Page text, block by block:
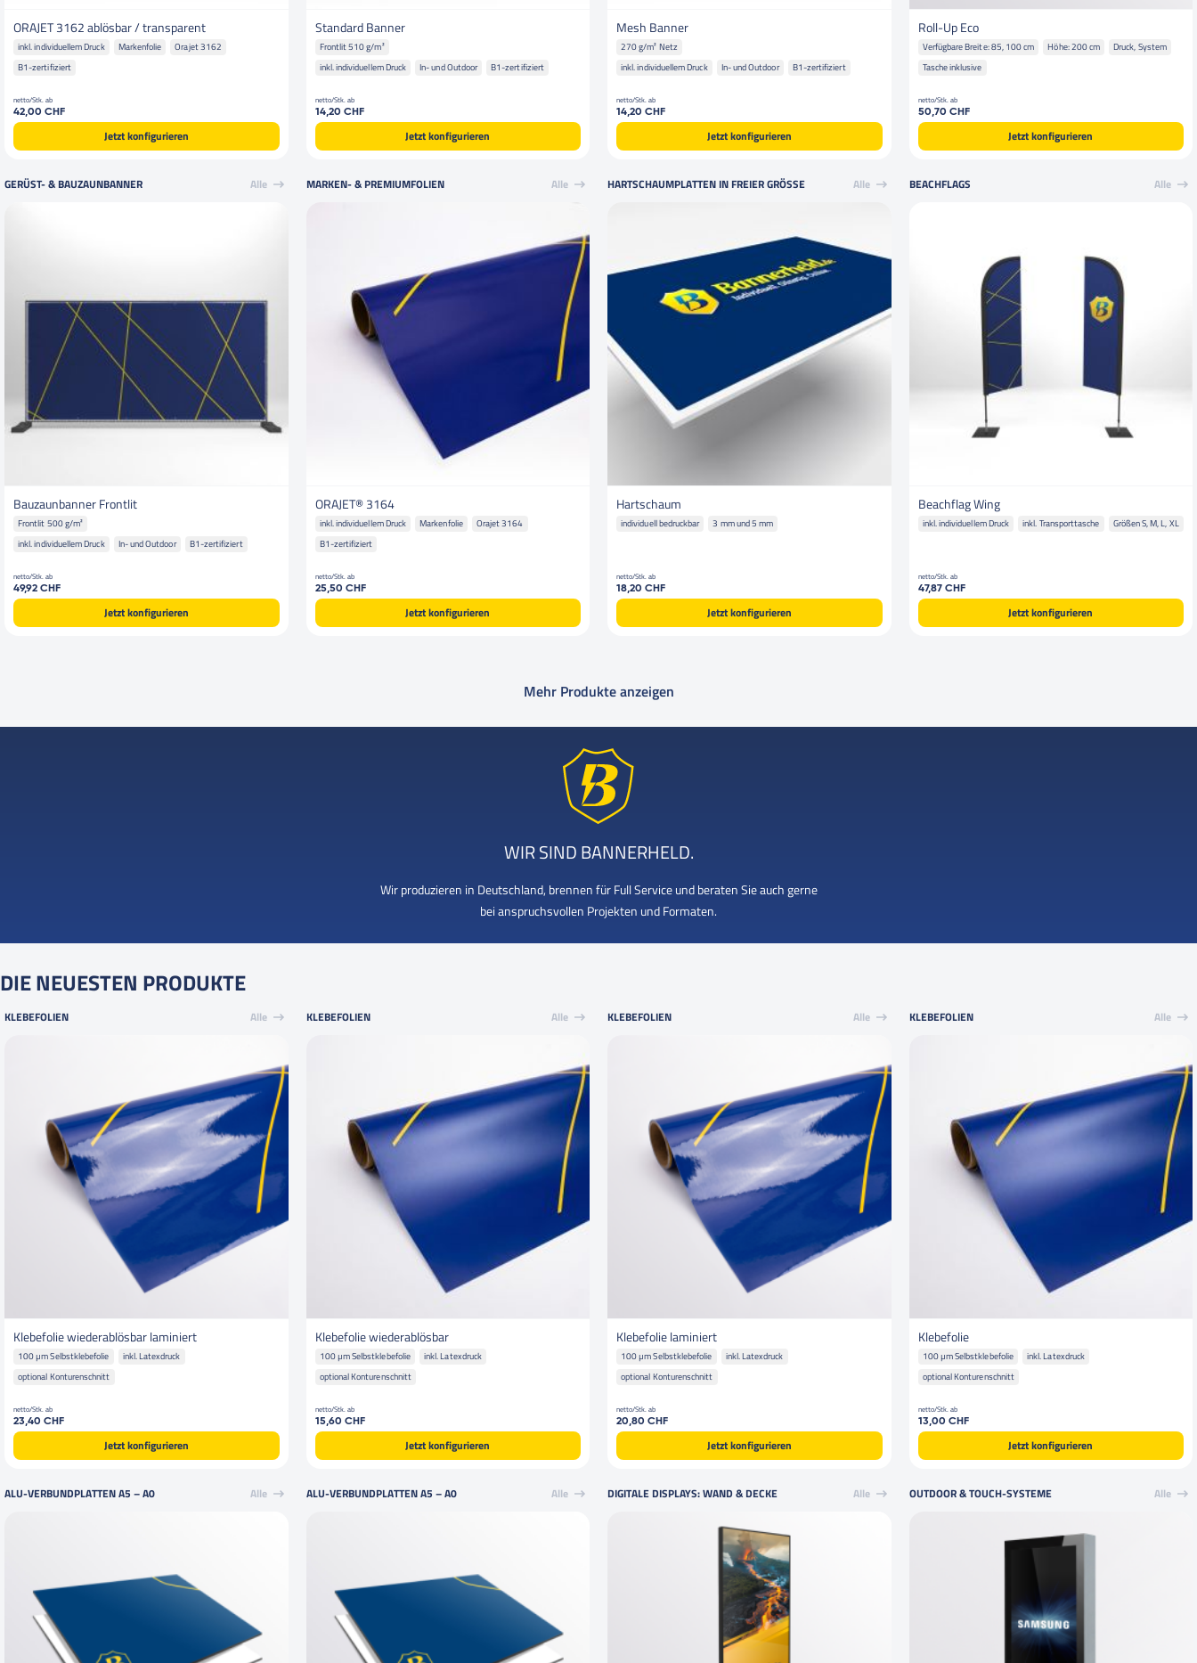
ORAJET 3162 ablösbar / transparent
inkl. individuellem Druck Markenfolie
Orajet 3162
B1-zertifiziert
netto/Stk. ab
42,00 CHF
Jetzt konfigurieren
Standard Banner
Frontlit 510 g/m²
inkl. individuellem Druck
In- und Outdoor B1-zertifiziert
netto/Stk. ab
14,20 CHF
Jetzt konfigurieren
Mesh Banner
270 g/m² Netz
inkl. individuellem Druck
In- und Outdoor B1-zertifiziert
netto/Stk. ab
14,20 CHF
Jetzt konfigurieren
Roll-Up Eco
Verfügbare Breite: 85, 100 cm Höhe: 200 cm
Druck, System
Tasche inklusive
netto/Stk. ab
50,70 CHF
Jetzt konfigurieren
GERÜST- & BAUZAUNBANNER Alle
Bauzaunbanner Frontlit
Frontlit 500 g/m²
inkl. individuellem Druck
In- und Outdoor B1-zertifiziert
netto/Stk. ab
49,92 CHF
Jetzt konfigurieren
MARKEN- & PREMIUMFOLIEN Alle
ORAJET® 3164
inkl. individuellem Druck Markenfolie
Orajet 3164
B1-zertifiziert
netto/Stk. ab
25,50 CHF
Jetzt konfigurieren
HARTSCHAUMPLATTEN IN FREIER GRÖSSE Alle
Hartschaum
individuell bedruckbar 3 mm und 5 mm
netto/Stk. ab
18,20 CHF
Jetzt konfigurieren
BEACHFLAGS Alle
Beachflag Wing
inkl. individuellem Druck inkl. Transporttasche Größen S, M, L, XL
netto/Stk. ab
47,87 CHF
Jetzt konfigurieren
Mehr Produkte anzeigen
WIR SIND BANNERHELD.
Wir produzieren in Deutschland, brennen für Full Service und beraten Sie auch gerne
bei anspruchsvollen Projekten und Formaten.
DIE NEUESTEN PRODUKTE
KLEBEFOLIEN Alle
Klebefolie wiederablösbar laminiert
100 µm Selbstklebefolie
inkl. Latexdruck
optional Konturenschnitt
netto/Stk. ab
23,40 CHF
Jetzt konfigurieren
KLEBEFOLIEN Alle
Klebefolie wiederablösbar
100 µm Selbstklebefolie
inkl. Latexdruck
optional Konturenschnitt
netto/Stk. ab
15,60 CHF
Jetzt konfigurieren
KLEBEFOLIEN Alle
Klebefolie laminiert
100 µm Selbstklebefolie
inkl. Latexdruck
optional Konturenschnitt
netto/Stk. ab
20,80 CHF
Jetzt konfigurieren
KLEBEFOLIEN Alle
Klebefolie
100 µm Selbstklebefolie
inkl. Latexdruck
optional Konturenschnitt
netto/Stk. ab
13,00 CHF
Jetzt konfigurieren
ALU-VERBUNDPLATTEN A5 – A0 Alle ALU-VERBUNDPLATTEN A5 – A0 Alle DIGITALE DISPLAYS: WAND & DECKE Alle OUTDOOR & TOUCH-SYSTEME Alle